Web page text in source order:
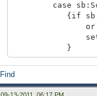
case
{if sb.name
or sb.name
set
}
}
}
}
}
Find